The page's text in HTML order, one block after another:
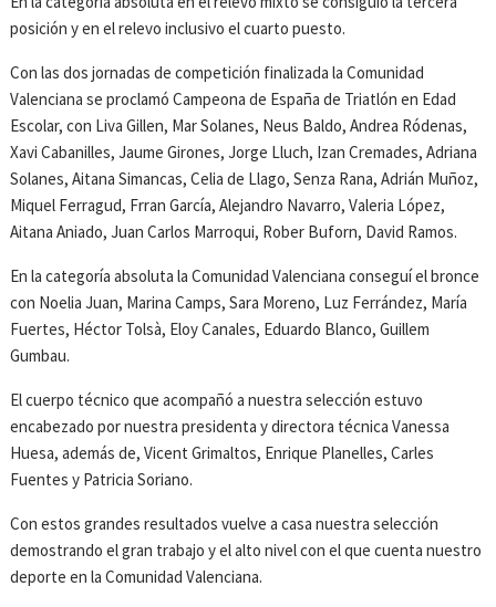
posición y en el relevo inclusivo el cuarto puesto.
Con las dos jornadas de competición finalizada la Comunidad
Valenciana se proclamó Campeona de España de Triatlón en Edad
Escolar, con Liva Gillen, Mar Solanes, Neus Baldo, Andrea Ródenas,
Xavi Cabanilles, Jaume Girones, Jorge Lluch, Izan Cremades, Adriana
Solanes, Aitana Simancas, Celia de Llago, Senza Rana, Adrián Muñoz,
Miquel Ferragud, Frran García, Alejandro Navarro, Valeria López,
Aitana Aniado, Juan Carlos Marroqui, Rober Buforn, David Ramos.
En la categoría absoluta la Comunidad Valenciana conseguí el bronce
con Noelia Juan, Marina Camps, Sara Moreno, Luz Ferrández, María
Fuertes, Héctor Tolsà, Eloy Canales, Eduardo Blanco, Guillem
Gumbau.
El cuerpo técnico que acompañó a nuestra selección estuvo
encabezado por nuestra presidenta y directora técnica Vanessa
Huesa, además de, Vicent Grimaltos, Enrique Planelles, Carles
Fuentes y Patricia Soriano.
Con estos grandes resultados vuelve a casa nuestra selección
demostrando el gran trabajo y el alto nivel con el que cuenta nuestro
deporte en la Comunidad Valenciana.